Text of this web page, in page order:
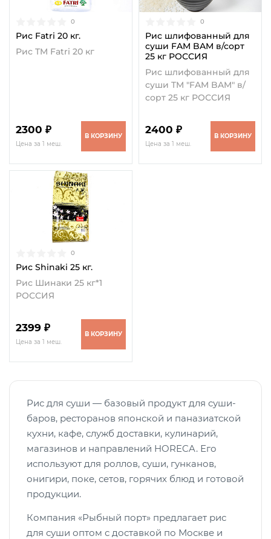
0
Рис Fatri 20 кг.
Рис TM Fatri 20 кг
2300 ₽
Цена за 1 меш.
В КОРЗИНУ
0
Рис шлифованный для
суши FAM BAM в/сорт
25 кг РОССИЯ
Рис шлифованный для
суши TM "FAM BAM" в/
сорт 25 кг РОССИЯ
2400 ₽
Цена за 1 меш.
В КОРЗИНУ
0
Рис Shinaki 25 кг.
Рис Шинаки 25 кг*1
РОССИЯ
2399 ₽
Цена за 1 меш.
В КОРЗИНУ
Рис для суши — базовый продукт для суши-
баров, ресторанов японской и паназиатской
кухни, кафе, служб доставки, кулинарий,
магазинов и направлений HORECA. Его
используют для роллов, суши, гунканов,
онигири, поке, сетов, горячих блюд и готовой
продукции.
Компания «Рыбный порт» предлагает рис
для суши оптом с доставкой по Москве и